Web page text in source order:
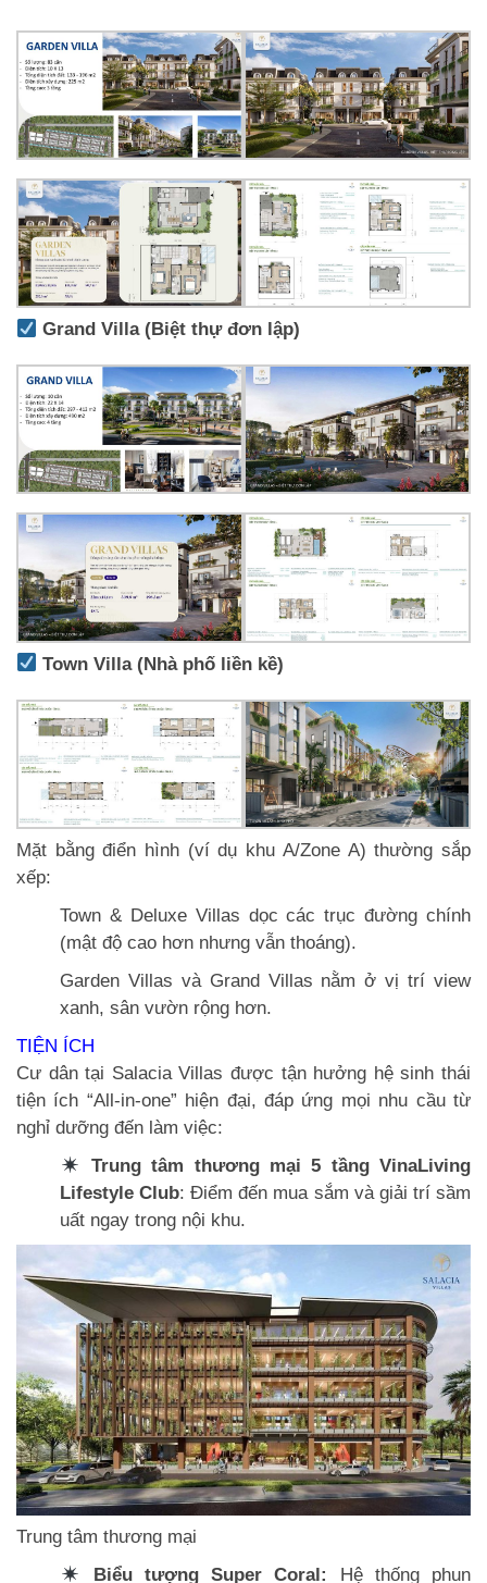
Grand Villa (Biệt thự đơn lập)
Town Villa (Nhà phố liền kề)
Mặt bằng điển hình (ví dụ khu A/Zone A) thường sắp
xếp:
Town & Deluxe Villas dọc các trục đường chính
(mật độ cao hơn nhưng vẫn thoáng).
Garden Villas và Grand Villas nằm ở vị trí view
xanh, sân vườn rộng hơn.
TIỆN ÍCH
Cư dân tại Salacia Villas được tận hưởng hệ sinh thái
tiện ích “All-in-one” hiện đại, đáp ứng mọi nhu cầu từ
nghỉ dưỡng đến làm việc:
Trung tâm thương mại 5 tầng VinaLiving
Lifestyle Club: Điểm đến mua sắm và giải trí sầm
uất ngay trong nội khu.
Trung tâm thương mại
Biểu tượng Super Coral:
Hệ thống phun